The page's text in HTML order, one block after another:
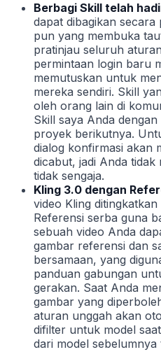
Berbagi Skill telah
dapat dibagikan
pun yang membuka
pratinjau seluruh
permintaan login baru
memutuskan untuk
mereka sendiri. Skill
oleh orang lain di
Skill saya Anda
proyek berikutnya.
dialog konfirmasi akan
dicabut, jadi Anda
tidak sengaja.
Kling 3.0 dengan
video Kling
Referensi serba guna
sebuah video Anda
gambar referensi dan
bersamaan, yang
panduan gabungan
gerakan. Saat Anda
gambar yang
aturan unggah akan
difilter untuk model
dari model